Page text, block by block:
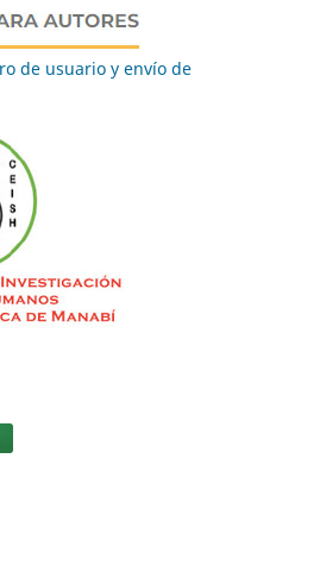
de usuario y envío de